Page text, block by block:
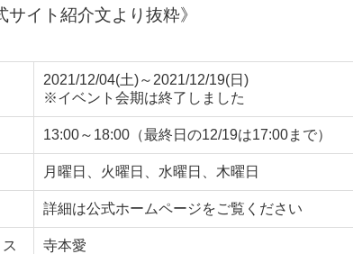
サイト紹介文より抜粋》
2021/12/04(土)～2021/12/19(日)
※イベント会期は終了しました
13:00～18:00（最終日の12/19は17:00まで）
月曜日、火曜日、水曜日、木曜日
詳細は公式ホームページをご覧ください
寺本愛